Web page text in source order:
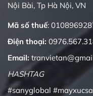
Nội Bài, Tp Hà Nội, VN
Mã số thuế:
Điện thoại:
Email:
HASHTAG
#sanyglobal